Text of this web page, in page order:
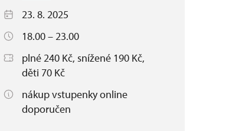
23. 8. 2025
18.00 – 23.00
plné 240 Kč, snížené 190 Kč,
děti 70 Kč
nákup vstupenky online
doporučen